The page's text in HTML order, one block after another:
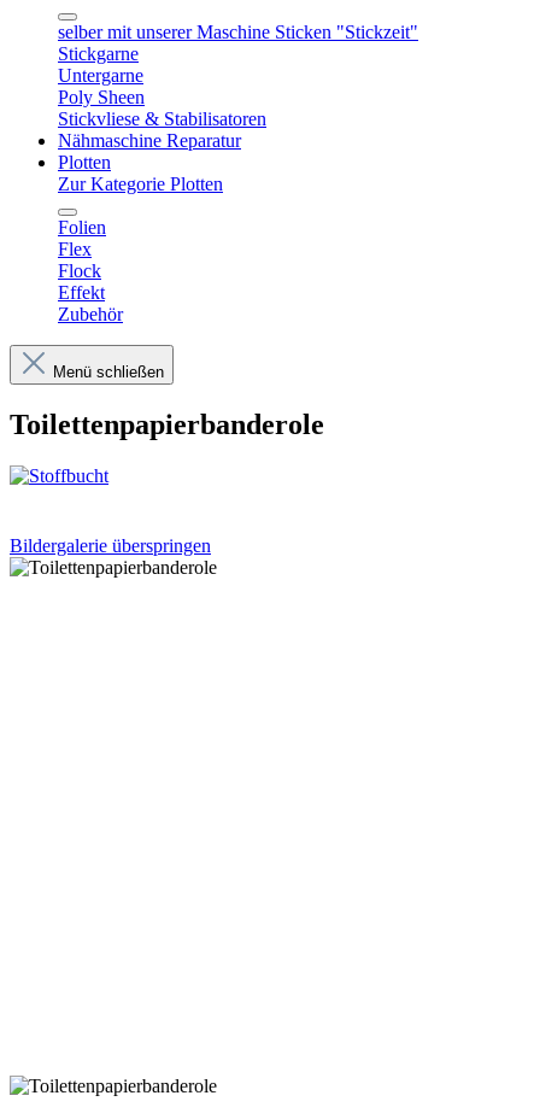
selber mit unserer Maschine Sticken "Stickzeit"
Stickgarne
Untergarne
Poly Sheen
Stickvliese & Stabilisatoren
Nähmaschine Reparatur
Plotten
Zur Kategorie Plotten
Folien
Flex
Flock
Effekt
Zubehör
Menü schließen
Toilettenpapierbanderole
Bildergalerie überspringen